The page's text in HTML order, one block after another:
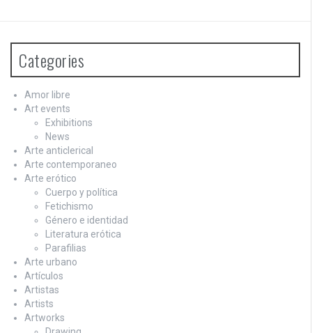
Categories
Amor libre
Art events
Exhibitions
News
Arte anticlerical
Arte contemporaneo
Arte erótico
Cuerpo y política
Fetichismo
Género e identidad
Literatura erótica
Parafilias
Arte urbano
Artículos
Artistas
Artists
Artworks